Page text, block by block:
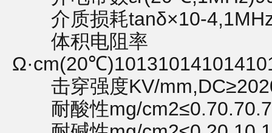
介质损耗tanδ×10-
体积电阻率
击穿强度KV/
耐酸性mg/